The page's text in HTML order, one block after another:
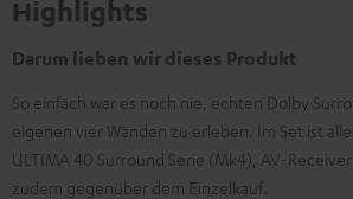
Highlights
Darum lieben wir dieses Produkt
So einfach war es noch nie, echten Dolby
eigenen vier Wänden zu erleben. Im Set ist
ULTIMA 40 Surround Serie (Mk4), AV-
zudem gegenüber dem Einzelkauf.